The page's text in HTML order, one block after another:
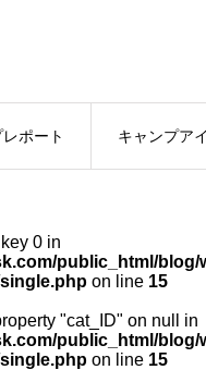
ポート キャンプア
0 in
public_html/blog/
on line 15
"cat_ID" on null in
public_html/blog/
on line 15